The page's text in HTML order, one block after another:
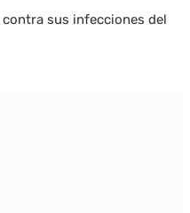
sus infecciones del